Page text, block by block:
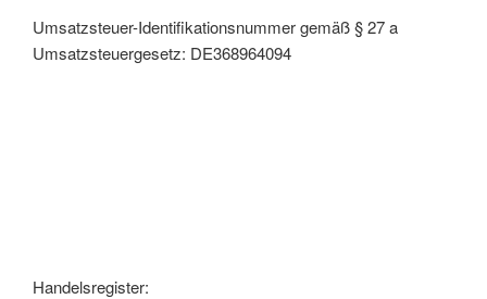
Umsatzsteuer-Identifikationsnummer gemäß § 27 a
Umsatzsteuergesetz: DE368964094
Handelsregister: